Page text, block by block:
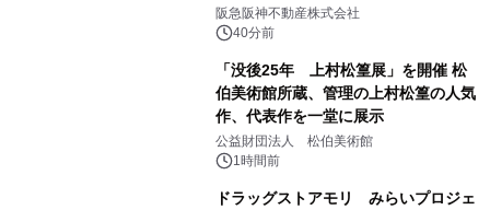
ら 「オフサイト型コーポレートPPA」
による 再生可能エネルギー電力の使用
阪急阪神不動産株式会社
40分前
「没後25年 上村松篁展」を開催 松
伯美術館所蔵、管理の上村松篁の人気
作、代表作を一堂に展示
公益財団法人 松伯美術館
1時間前
ドラッグストアモリ みらいプロジェ